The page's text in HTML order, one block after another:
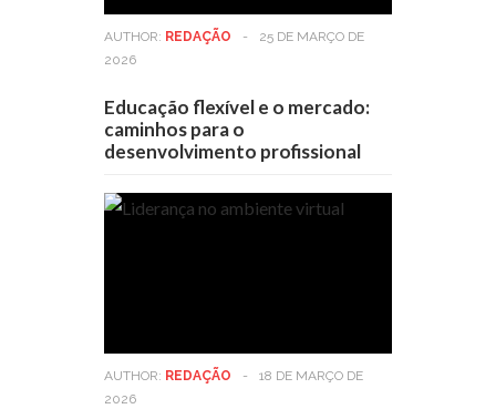
AUTHOR: REDAÇÃO -
25 DE MARÇO DE
2026
Educação flexível e o mercado:
caminhos para o
desenvolvimento profissional
AUTHOR: REDAÇÃO -
18 DE MARÇO DE
2026